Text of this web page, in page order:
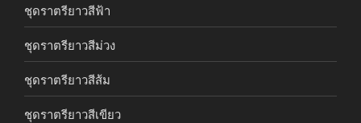
ชุดราตรียาวสีฟ้า
ชุดราตรียาวสีม่วง
ชุดราตรียาวสีส้ม
ชุดราตรียาวสีเขียว